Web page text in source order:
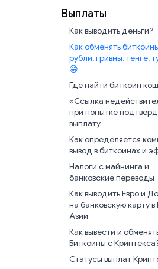
Выплаты
Как выводить деньги?
Как обменять
рубли, гривны, тенге,
😁
Где найти биткоин
«Ссылка
при попытке
выплату
Как определяется
вывод в биткоинах и
Налоги с майнинга и
банковские переводы
Как выводить Евро и
на банковскую карту в
Азии
Как вывести и
Биткоины с
Статусы выплат